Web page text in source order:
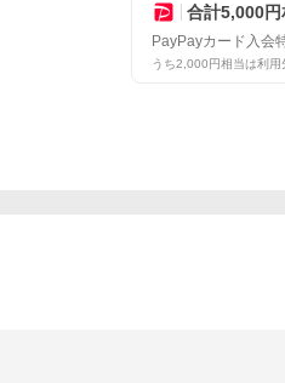
合計5,000円
PayPayカード入会
うち2,000円相当は利用